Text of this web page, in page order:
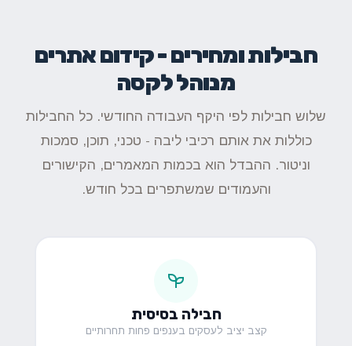
חבילות ומחירים - קידום אתרים
מנוהל לקסה
שלוש חבילות לפי היקף העבודה החודשי. כל החבילות
כוללות את אותם רכיבי ליבה - טכני, תוכן, סמכות
וניטור. ההבדל הוא בכמות המאמרים, הקישורים
והעמודים שמשתפרים בכל חודש.
חבילה בסיסית
קצב יציב לעסקים בענפים פחות תחרותיים